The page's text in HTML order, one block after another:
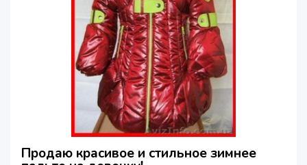
Продаю красивое и стильное зимнее